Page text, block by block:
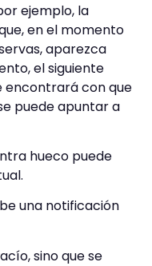
ejemplo, la
en el momento
aparezca
el siguiente
encontrará con que
puede apuntar a
hueco puede
una notificación
sino que se